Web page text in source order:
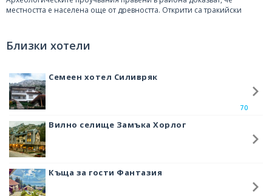
местността е населена още от древността. Открити са тракийски
селото – Триград.
тя привлича тук стотици туристи. До селото Триградското ждрело,
което разкрива спиращи дъха гледки. В местността се намират две от
най –красивите пещери в
Дяволското гърло. Вярва се, че именно Дяволското гърло е мястото,
от което Орфей е слизал в подземното Царство на Хадес.
В селото има много къщи за гости, които посрещат туристите. А
любезните домакини предлагат на своите гости от вкусните родопски
ястия.
Близки хотели
Семеен хотел Силивряк
70
Вилно селище Замъка Хорлог
Къща за гости Фантазия